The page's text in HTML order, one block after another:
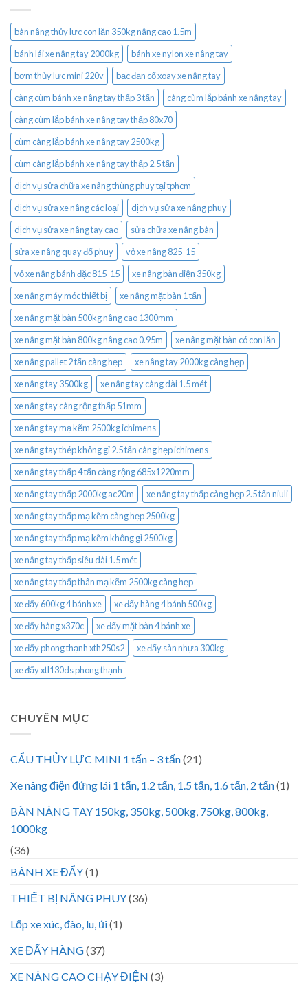
bàn nâng thủy lực con lăn 350kg nâng cao 1.5m
bánh lái xe nâng tay 2000kg
bánh xe nylon xe nâng tay
bơm thủy lực mini 220v
bạc đạn cổ xoay xe nâng tay
càng cùm bánh xe nâng tay thấp 3 tấn
càng cùm lắp bánh xe nâng tay
càng cùm lắp bánh xe nâng tay thấp 80x70
cùm càng lắp bánh xe nâng tay 2500kg
cùm càng lắp bánh xe nâng tay thấp 2.5 tấn
dịch vụ sửa chữa xe nâng thùng phuy tại tphcm
dịch vụ sửa xe nâng các loại
dịch vụ sửa xe nâng phuy
dịch vụ sửa xe nâng tay cao
sửa chữa xe nâng bàn
sửa xe nâng quay đổ phuy
vỏ xe nâng 825-15
vỏ xe nâng bánh đặc 815-15
xe nâng bàn điện 350kg
xe nâng máy móc thiết bị
xe nâng mặt bàn 1 tấn
xe nâng mặt bàn 500kg nâng cao 1300mm
xe nâng mặt bàn 800kg nâng cao 0.95m
xe nâng mặt bàn có con lăn
xe nâng pallet 2 tấn càng hẹp
xe nâng tay 2000kg càng hẹp
xe nâng tay 3500kg
xe nâng tay càng dài 1.5 mét
xe nâng tay càng rộng thấp 51mm
xe nâng tay mạ kẽm 2500kg ichimens
xe nâng tay thép không gỉ 2.5 tấn càng hẹp ichimens
xe nâng tay thấp 4 tấn càng rộng 685x1220mm
xe nâng tay thấp 2000kg ac20m
xe nâng tay thấp càng hẹp 2.5 tấn niuli
xe nâng tay thấp mạ kẽm càng hẹp 2500kg
xe nâng tay thấp mạ kẽm không gỉ 2500kg
xe nâng tay thấp siêu dài 1.5 mét
xe nâng tay thấp thân mạ kẽm 2500kg càng hẹp
xe đẩy 600kg 4 bánh xe
xe đẩy hàng 4 bánh 500kg
xe đẩy hàng x370c
xe đẩy mặt bàn 4 bánh xe
xe đẩy phong thạnh xth250s2
xe đẩy sàn nhựa 300kg
xe đẩy xtl130ds phong thạnh
CHUYÊN MỤC
CẨU THỦY LỰC MINI 1 tấn – 3 tấn(21)
Xe nâng điện đứng lái 1 tấn, 1.2 tấn, 1.5 tấn, 1.6 tấn, 2 tấn(1)
BÀN NÂNG TAY 150kg, 350kg, 500kg, 750kg, 800kg,
1000kg
(36)
BÁNH XE ĐẨY(1)
THIẾT BỊ NÂNG PHUY(36)
Lốp xe xúc, đào, lu, ủi(1)
XE ĐẨY HÀNG(37)
XE NÂNG CAO CHẠY ĐIỆN (3)